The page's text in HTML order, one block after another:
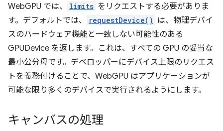
WebGPU では、 limits をリクエストする必要がありま
す。デフォルトでは、
requestDevice() は、物理デバイ
スのハードウェア機能と一致しない可能性のある
GPUDevice を返します。これは、すべての GPU の妥当な
最小公分母です。デベロッパーにデバイス上限のリクエス
トを義務付けることで、WebGPU はアプリケーションが
可能な限り多くのデバイスで実行されるようにします。
キャンバスの処理